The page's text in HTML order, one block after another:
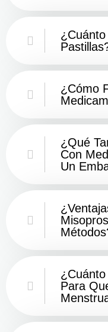
¿Cómo
¿Qué
Con
Un
Para